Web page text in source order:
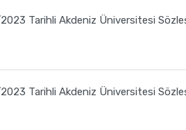
Tarihli Akdeniz Üniversitesi
Tarihli Akdeniz Üniversitesi